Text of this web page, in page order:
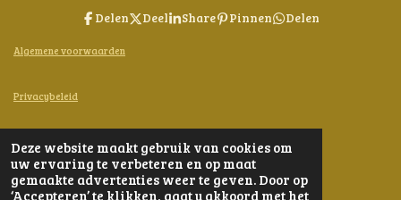
Deze website maakt gebruik van cookies om
uw ervaring te verbeteren en op maat
gemaakte advertenties weer te geven. Door op
‘Accepteren’ te klikken, gaat u akkoord met het
Delen Deel Share Pinnen Delen
Algemene voorwaarden
Privacybeleid
Contact
© 2024 - 2026 Bijen-en-Kruiden
Powered by JouwWeb